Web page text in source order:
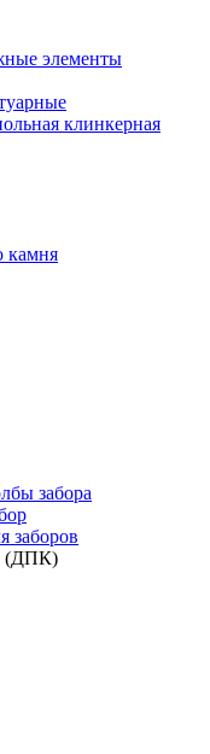
элементы
клинкерная
камня
забора
заборов
(ДПК)